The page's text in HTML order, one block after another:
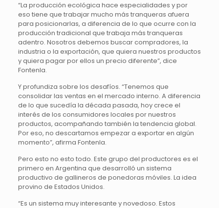
“La producción ecológica hace especialidades y por
eso tiene que trabajar mucho más tranqueras afuera
para posicionarlas, a diferencia de lo que ocurre con la
producción tradicional que trabaja más tranqueras
adentro. Nosotros debemos buscar compradores, la
industria o la exportación, que quiera nuestros productos
y quiera pagar por ellos un precio diferente”, dice
Fontenla.
Y profundiza sobre los desafíos. “Tenemos que
consolidar las ventas en el mercado interno. A diferencia
de lo que sucedía la década pasada, hoy crece el
interés de los consumidores locales por nuestros
productos, acompañando también la tendencia global.
Por eso, no descartamos empezar a exportar en algún
momento”, afirma Fontenla.
Pero esto no esto todo. Este grupo del productores es el
primero en Argentina que desarrolló un sistema
productivo de gallineros de ponedoras móviles. La idea
provino de Estados Unidos.
“Es un sistema muy interesante y novedoso. Estos